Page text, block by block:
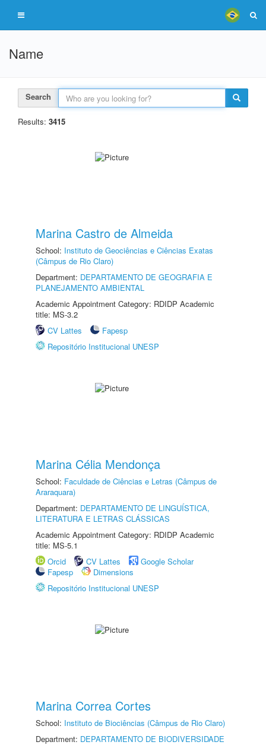
Name
Search
Results: 3415
Marina Castro de Almeida
School: Instituto de Geociências e Ciências Exatas
(Câmpus de Rio Claro)
Department: DEPARTAMENTO DE GEOGRAFIA E
PLANEJAMENTO AMBIENTAL
Academic Appointment Category: RDIDP Academic
title: MS-3.2
CV Lattes
Fapesp
Repositório Institucional UNESP
Marina Célia Mendonça
School: Faculdade de Ciências e Letras (Câmpus de
Araraquara)
Department: DEPARTAMENTO DE LINGUÍSTICA,
LITERATURA E LETRAS CLÁSSICAS
Academic Appointment Category: RDIDP Academic
title: MS-5.1
Orcid
CV Lattes
Google Scholar
Fapesp
Dimensions
Repositório Institucional UNESP
Marina Correa Cortes
School: Instituto de Biociências (Câmpus de Rio Claro)
Department: DEPARTAMENTO DE BIODIVERSIDADE